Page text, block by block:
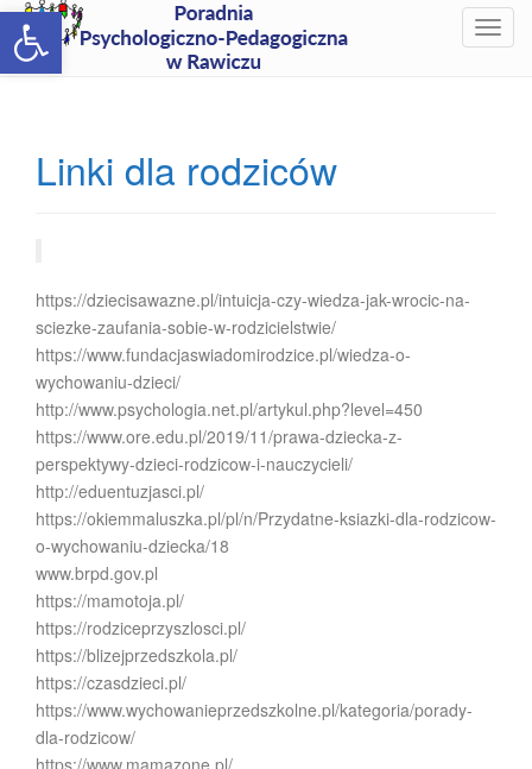
Open toolbar
T
Linki dla rodziców
https://dziecisawazne.pl/intuicja-czy-wiedza-jak-wrocic-na-
sciezke-zaufania-sobie-w-rodzicielstwie/
https://www.fundacjaswiadomirodzice.pl/wiedza-o-
wychowaniu-dzieci/
http://www.psychologia.net.pl/artykul.php?level=450
https://www.ore.edu.pl/2019/11/prawa-dziecka-z-
perspektywy-dzieci-rodzicow-i-nauczycieli/
http://eduentuzjasci.pl/
https://okiemmaluszka.pl/pl/n/Przydatne-ksiazki-dla-rodzicow-
o-wychowaniu-dziecka/18
www.brpd.gov.pl
https://mamotoja.pl/
https://rodziceprzyszlosci.pl/
https://blizejprzedszkola.pl/
https://czasdzieci.pl/
https://www.wychowanieprzedszkolne.pl/kategoria/porady-
dla-rodzicow/
https://www.mamazone.pl/